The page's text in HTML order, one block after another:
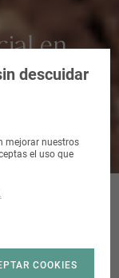
en
Las
descuidar
mejorar nuestros
el uso que
COOKIES